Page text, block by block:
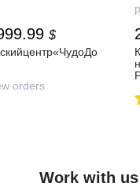
$
orders
Work with us